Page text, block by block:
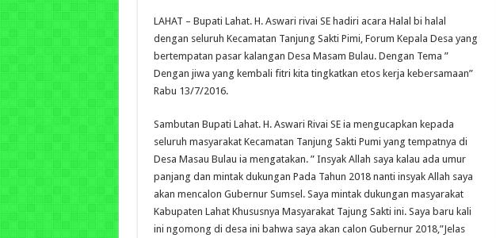
LAHAT – Bupati Lahat. H. Aswari rivai SE hadiri acara Halal bi halal
dengan seluruh Kecamatan Tanjung Sakti Pimi, Forum Kepala Desa yang
bertempatan pasar kalangan Desa Masam Bulau. Dengan Tema ”
Dengan jiwa yang kembali fitri kita tingkatkan etos kerja kebersamaan”
Rabu 13/7/2016.
Sambutan Bupati Lahat. H. Aswari Rivai SE ia mengucapkan kepada
seluruh masyarakat Kecamatan Tanjung Sakti Pumi yang tempatnya di
Desa Masau Bulau ia mengatakan. ” Insyak Allah saya kalau ada umur
panjang dan mintak dukungan Pada Tahun 2018 nanti insyak Allah saya
akan mencalon Gubernur Sumsel. Saya mintak dukungan masyarakat
Kabupaten Lahat Khususnya Masyarakat Tajung Sakti ini. Saya baru kali
ini ngomong di desa ini bahwa saya akan calon Gubernur 2018,”Jelas